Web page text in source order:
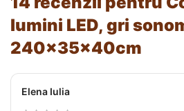
lumini LED, gri
240x35x40cm
Elena Iulia